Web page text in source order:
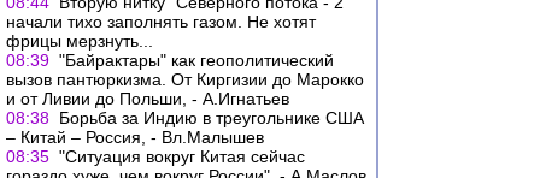
начали тихо заполнять газом. Не хотят
фрицы мерзнуть...
08:39 "Байрактары" как геополитический
вызов пантюркизма. От Киргизии до Марокко
и от Ливии до Польши, - А.Игнатьев
08:38 Борьба за Индию в треугольнике США
– Китай – Россия, - Вл.Малышев
08:35 "Ситуация вокруг Китая сейчас